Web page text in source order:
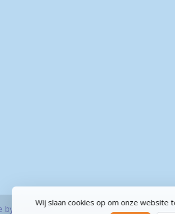
Wij slaan cookies op om onze website
by Frontlabel- Powered by Lightspeed